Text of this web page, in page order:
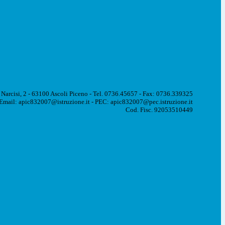
2 - 63100 Ascoli Piceno - Tel. 0736.45657 - Fax: 0736.339325
apic832007@istruzione.it - PEC: apic832007@pec.istruzione.it
Cod. Fisc. 92053510449